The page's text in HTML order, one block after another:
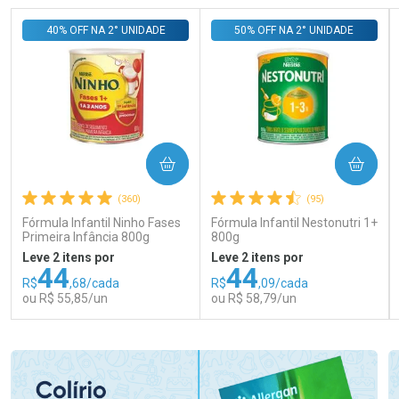
(360)
Fórmula Infantil Ninho Fases
Primeira Infância 800g
40% OFF NA 2° UNIDADE
Leve 2 itens por
R$44,68/cada
ou R$ 55,85/un
COMPRAR
(95)
Fórmula Infantil Nestonutri 1+
800g
50% OFF NA 2° UNIDADE
Leve 2 itens por
R$44,09/cada
ou R$ 58,79/un
COMPRAR
Laboratório
Por Menos